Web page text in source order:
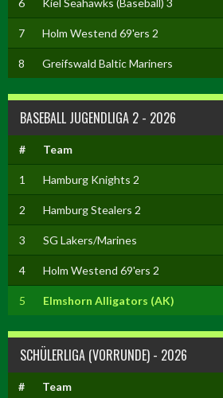
6 Kiel Seahawks (Baseball) 3
7 Holm Westend 69'ers 2
8 Greifswald Baltic Mariners
BASEBALL JUGENDLIGA 2 - 2026
# Team
1 Hamburg Knights 2
2 Hamburg Stealers 2
3 SG Lakers/Marines
4 Holm Westend 69'ers 2
5 Elmshorn Alligators (AK)
SCHÜLERLIGA (VORRUNDE) - 2026
# Team